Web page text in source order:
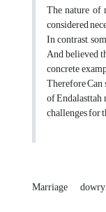
The nature of
considered
In contrast,
And believed
concrete
Therefore
of Endalasttah
challenges for
Marriage dowry